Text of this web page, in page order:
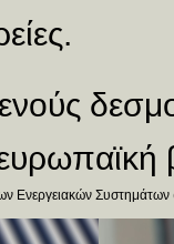
Ενεργειακών